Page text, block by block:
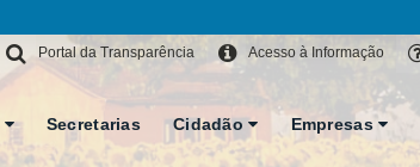
Acesso à Informação
Portal da Transparência
Secretarias Cidadão Empresas